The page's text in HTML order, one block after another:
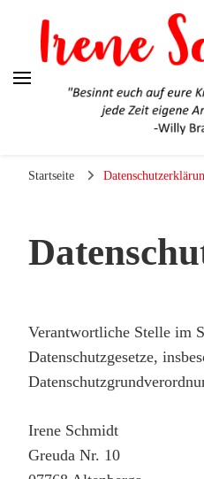
Startseite
Verantwortliche Stelle im
Datenschutzgesetze,
Irene Schmidt
Greuda Nr. 10